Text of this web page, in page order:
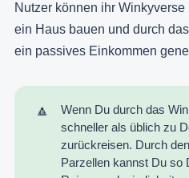
Nutzer können ihr
ein Haus bauen und durch
ein passives Einkommen
🔼
Wenn Du durch das
schneller als üblich zu
zurückreisen. Durch
Parzellen kannst Du so